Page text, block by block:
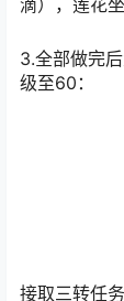
3.全部做完
级至60：
接取三转任务